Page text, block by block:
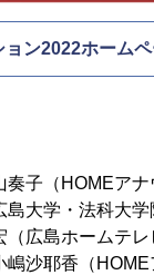
ン2022ホーム
子（HOMEアナ
大学・法科大学
広島ホームテレ
沙耶香（HOME